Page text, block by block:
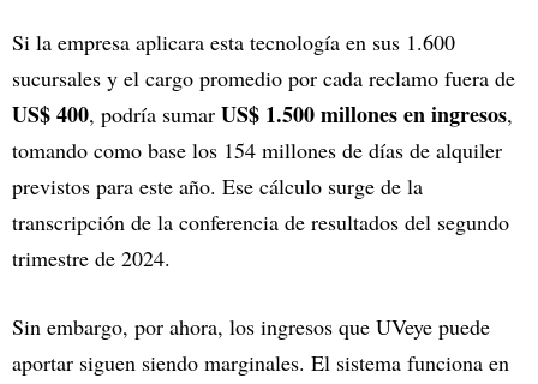
Si la empresa aplicara esta tecnología en sus 1.600
sucursales y el cargo promedio por cada reclamo fuera de
US$ 400, podría sumar US$ 1.500 millones en ingresos,
tomando como base los 154 millones de días de alquiler
previstos para este año. Ese cálculo surge de la
transcripción de la conferencia de resultados del segundo
trimestre de 2024.
Sin embargo, por ahora, los ingresos que UVeye puede
aportar siguen siendo marginales. El sistema funciona en